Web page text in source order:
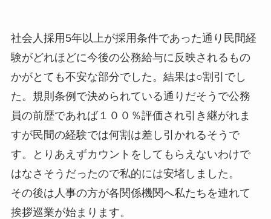
社会人採用5年以上が採用条件であった通り民間経
験がどれほどに今後の公務給与に反映されるもの
かがとても不安な部分でした。結果は○割引でし
た。規則条例で決められている通りだそうで公務
員の前歴であれば１００％評価され引き継がれま
すが民間の経験では何割は差し引かれるそうで
す。とりあえずカウントをしてもらえないわけで
はなさそうだったので私的には安堵しました。
その後は人事の方が各関係機関へ私たちを連れて
挨拶巡業が始まります。